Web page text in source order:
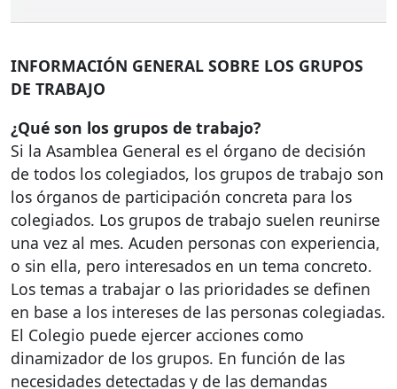
INFORMACIÓN GENERAL SOBRE LOS GRUPOS
DE TRABAJO
¿Qué son los grupos de trabajo?
Si la Asamblea General es el órgano de decisión
de todos los colegiados, los grupos de trabajo son
los órganos de participación concreta para los
colegiados. Los grupos de trabajo suelen reunirse
una vez al mes. Acuden personas con experiencia,
o sin ella, pero interesados en un tema concreto.
Los temas a trabajar o las prioridades se definen
en base a los intereses de las personas colegiadas.
El Colegio puede ejercer acciones como
dinamizador de los grupos. En función de las
necesidades detectadas y de las demandas